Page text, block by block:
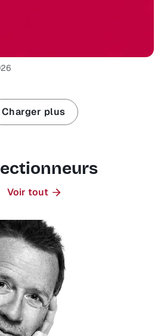
Charger plus
Voir tout